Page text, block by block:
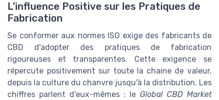
L’influence Positive sur les Pratiques de
Fabrication
Se conformer aux normes ISO exige des fabricants de
CBD d'adopter des pratiques de fabrication
rigoureuses et transparentes. Cette exigence se
répercute positivement sur toute la chaine de valeur,
depuis la culture du chanvre jusqu'à la distribution. Les
chiffres parlent d'eux-mêmes : le Global CBD Market